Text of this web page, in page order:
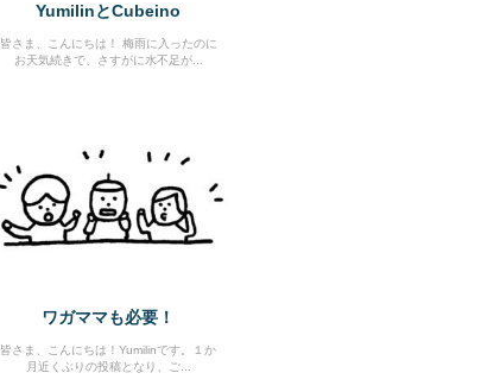
YumilinとCubeino
皆さま、こんにちは！ 梅雨に入ったのに
お天気続きで、さすがに水不足が...
ワガママも必要！
皆さま、こんにちは！Yumilinです。１か
月近くぶりの投稿となり、ご...